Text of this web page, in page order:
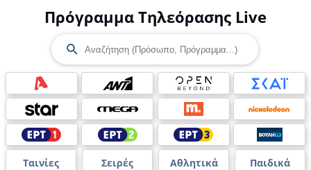
Πρόγραμμα Τηλεόρασης Live
Ταινίες Σειρές Αθλητικά Παιδικά